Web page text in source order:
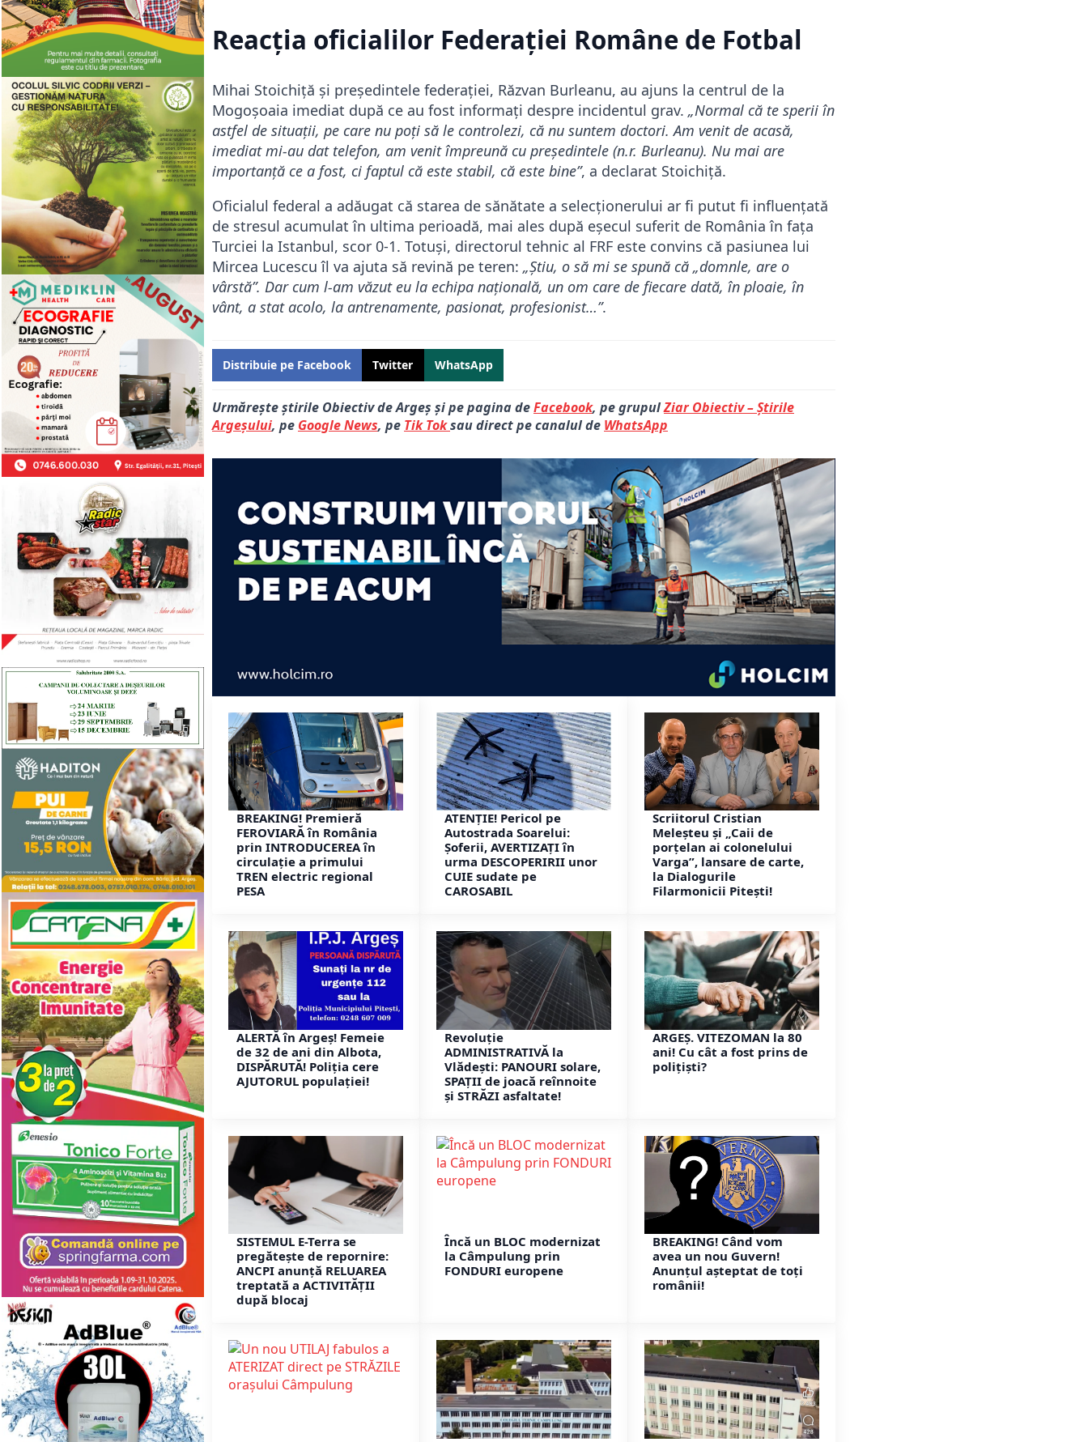
Reacția oficialilor Federației Române de Fotbal
Mihai Stoichiță și președintele federației, Răzvan Burleanu, au ajuns la centrul de la
Mogoșoaia imediat după ce au fost informați despre incidentul grav. „Normal că te sperii în
astfel de situații, pe care nu poți să le controlezi, că nu suntem doctori. Am venit de acasă,
imediat mi-au dat telefon, am venit împreună cu președintele (n.r. Burleanu). Nu mai are
importanță ce a fost, ci faptul că este stabil, că este bine”, a declarat Stoichiță.
Oficialul federal a adăugat că starea de sănătate a selecționerului ar fi putut fi influențată
de stresul acumulat în ultima perioadă, mai ales după eșecul suferit de România în fața
Turciei la Istanbul, scor 0-1. Totuși, directorul tehnic al FRF este convins că pasiunea lui
Mircea Lucescu îl va ajuta să revină pe teren: „Știu, o să mi se spună că „domnle, are o
vârstă”. Dar cum l-am văzut eu la echipa națională, un om care de fiecare dată, în ploaie, în
vânt, a stat acolo, la antrenamente, pasionat, profesionist…”.
Distribuie pe Facebook Twitter WhatsApp
Urmărește știrile Obiectiv de Argeș și pe pagina deFacebook, pe grupulZiar Obiectiv – Știrile
Argeșului, pe Google News, pe Tik Toksau direct pe canalul de WhatsApp
BREAKING! Premieră
FEROVIARĂ în România
prin INTRODUCEREA în
circulație a primului
TREN electric regional
PESA
ATENȚIE! Pericol pe
Autostrada Soarelui:
Șoferii, AVERTIZAȚI în
urma DESCOPERIRII unor
CUIE sudate pe
CAROSABIL
Scriitorul Cristian
Meleșteu și „Caii de
porțelan ai colonelului
Varga”, lansare de carte,
la Dialogurile
Filarmonicii Pitești!
ALERTĂ în Argeș! Femeie
de 32 de ani din Albota,
DISPĂRUTĂ! Poliția cere
AJUTORUL populației!
Revoluție
ADMINISTRATIVĂ la
Vlădești: PANOURI solare,
SPAȚII de joacă reînnoite
și STRĂZI asfaltate!
ARGEȘ. VITEZOMAN la 80
ani! Cu cât a fost prins de
polițiști?
SISTEMUL E-Terra se
pregătește de repornire:
ANCPI anunță RELUAREA
treptată a ACTIVITĂȚII
după blocaj
Încă un BLOC modernizat
la Câmpulung prin
FONDURI europene
BREAKING! Când vom
avea un nou Guvern!
Anunțul așteptat de toți
românii!